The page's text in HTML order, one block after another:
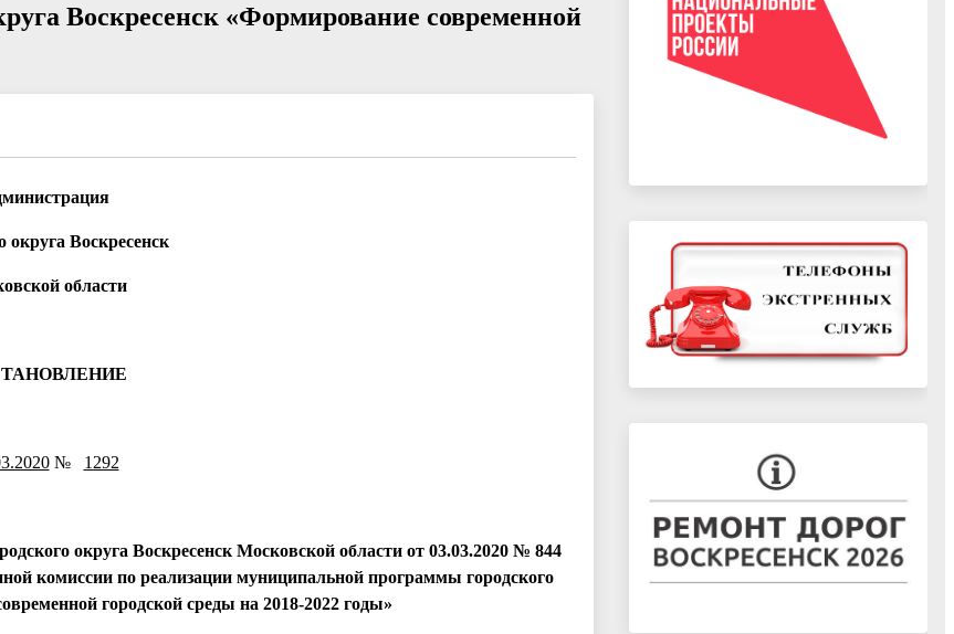
Воскресенск «Формирование современной
округа Воскресенск
области
№ 1292
округа Воскресенск Московской области от 03.03.2020 № 844
комиссии по реализации муниципальной программы городского
городской среды на 2018-2022 годы»